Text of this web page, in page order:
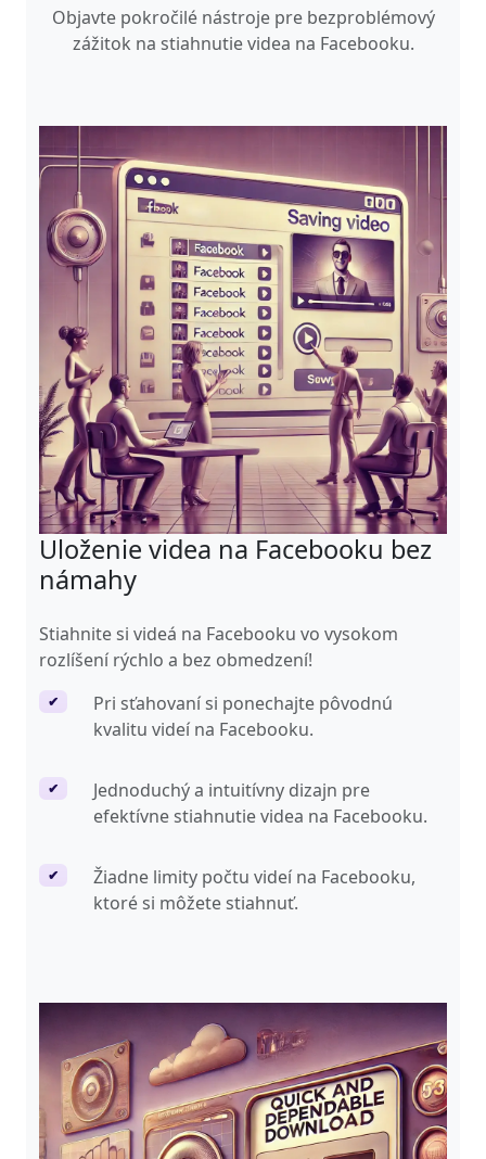
Objavte pokročilé nástroje pre bezproblémový
zážitok na stiahnutie videa na Facebooku.
Uloženie videa na Facebooku bez
námahy
Stiahnite si videá na Facebooku vo vysokom
rozlíšení rýchlo a bez obmedzení!
✔
Pri sťahovaní si ponechajte pôvodnú
kvalitu videí na Facebooku.
✔
Jednoduchý a intuitívny dizajn pre
efektívne stiahnutie videa na Facebooku.
✔
Žiadne limity počtu videí na Facebooku,
ktoré si môžete stiahnuť.